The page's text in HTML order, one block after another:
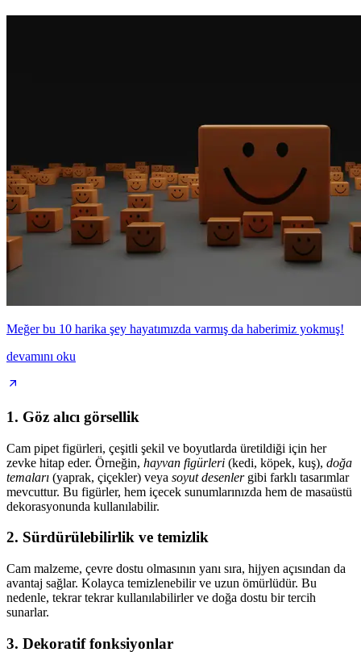
Meğer bu 10 harika şey hayatımızda varmış da haberimiz yokmuş!
devamını oku
1. Göz alıcı görsellik
Cam pipet figürleri, çeşitli şekil ve boyutlarda üretildiği için her
zevke hitap eder. Örneğin, hayvan figürleri (kedi, köpek, kuş), doğa
temaları (yaprak, çiçekler) veya soyut desenlergibi farklı tasarımlar
mevcuttur. Bu figürler, hem içecek sunumlarınızda hem de masaüstü
dekorasyonunda kullanılabilir.
2. Sürdürülebilirlik ve temizlik
Cam malzeme, çevre dostu olmasının yanı sıra, hijyen açısından da
avantaj sağlar. Kolayca temizlenebilir ve uzun ömürlüdür. Bu
nedenle, tekrar tekrar kullanılabilirler ve doğa dostu bir tercih
sunarlar.
3. Dekoratif fonksiyonlar